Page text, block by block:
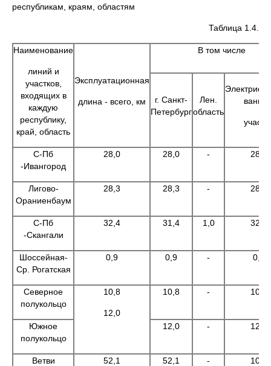
республикам, краям, областям
Таблица 1.4.
Наименование
линий и
участков,
входящих в
каждую
республику,
край, область
Эксплуатационная
длина - всего, км
В том числе
г. Санкт-
Петербург
Лен.
область
С-Пб
-Ивангород
28,0 28,0 - 28,0
Лигово-
Ораниенбаум
28,3 28,3 - 28,3
С-Пб
-Скангали
32,4 31,4 1,0 32,4
Шоссейная-
Ср. Рогатская
0,9 0,9 - 0,9
Северное
полукольцо
10,8
12,0
10,8 - 10,8
Южное
полукольцо
12,0 - 12,0
Ветви 52,1 52,1 - 10,6